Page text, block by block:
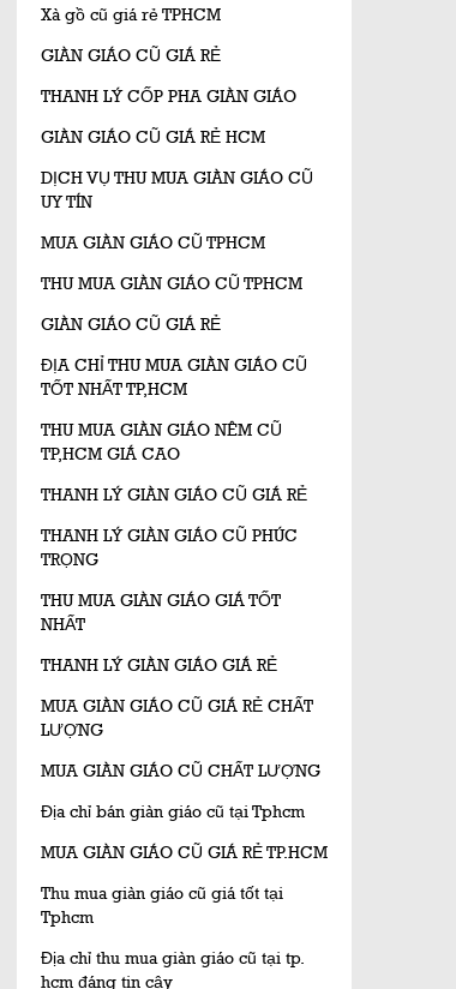
Xà gồ cũ giá rẻ TPHCM
GIÀN GIÁO CŨ GIÁ RẺ
THANH LÝ CỐP PHA GIÀN GIÁO
GIÀN GIÁO CŨ GIÁ RẺ HCM
DỊCH VỤ THU MUA GIÀN GIÁO CŨ
UY TÍN
MUA GIÀN GIÁO CŨ TPHCM
THU MUA GIÀN GIÁO CŨ TPHCM
GIÀN GIÁO CŨ GIÁ RẺ
ĐỊA CHỈ THU MUA GIÀN GIÁO CŨ
TỐT NHẤT TP,HCM
THU MUA GIÀN GIÁO NÊM CŨ
TP,HCM GIÁ CAO
THANH LÝ GIÀN GIÁO CŨ GIÁ RẺ
THANH LÝ GIÀN GIÁO CŨ PHÚC
TRỌNG
THU MUA GIÀN GIÁO GIÁ TỐT
NHẤT
THANH LÝ GIÀN GIÁO GIÁ RẺ
MUA GIÀN GIÁO CŨ GIÁ RẺ CHẤT
LƯỢNG
MUA GIÀN GIÁO CŨ CHẤT LƯỢNG
Địa chỉ bán giàn giáo cũ tại Tphcm
MUA GIÀN GIÁO CŨ GIÁ RẺ TP.HCM
Thu mua giàn giáo cũ giá tốt tại
Tphcm
Địa chỉ thu mua giàn giáo cũ tại tp.
hcm đáng tin cậy